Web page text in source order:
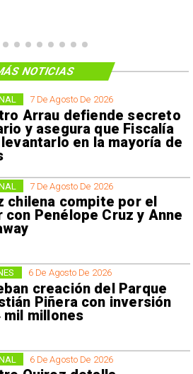
7 De Agosto De 2026
Arrau defiende secreto
y asegura que Fiscalía
levantarlo en la mayoría de
7 De Agosto De 2026
chilena compite por el
con Penélope Cruz y Anne
6 De Agosto De 2026
creación del Parque
Piñera con inversión
mil millones
6 De Agosto De 2026
NOTICIAS